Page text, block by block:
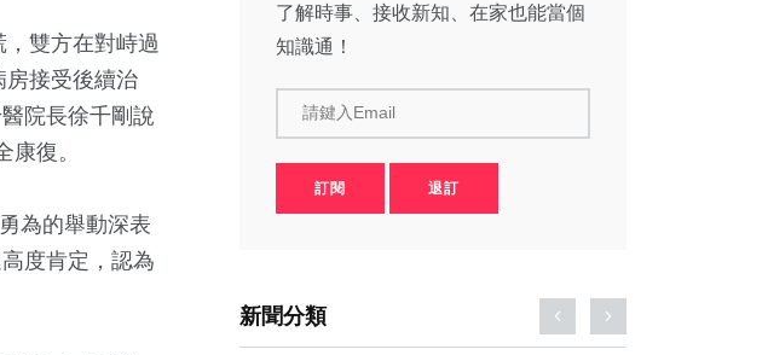
雙方在對峙過
房接受後續治
院長徐千剛說
復。
為的舉動深表
度肯定，認為
了解時事、接收新知、在家也能當個
知識通！
請鍵入Email
訂閱 退訂
新聞分類